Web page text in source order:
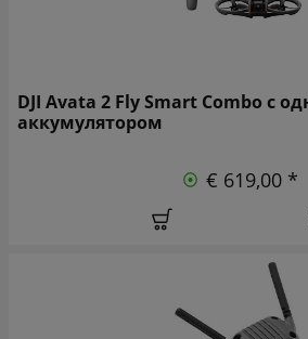
DJI Avata 2 Fly Smart Combo с
аккумулятором
€ 619,00 *